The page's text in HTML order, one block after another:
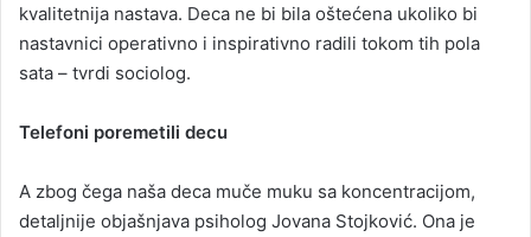
kvalitetnija nastava. Deca ne bi bila oštećena ukoliko bi
nastavnici operativno i inspirativno radili tokom tih pola
sata – tvrdi sociolog.
Telefoni poremetili decu
A zbog čega naša deca muče muku sa koncentracijom,
detaljnije objašnjava psiholog Jovana Stojković. Ona je